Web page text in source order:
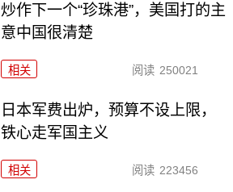
炒作下一个“珍珠港”，美国打的主
意中国很清楚
相关 阅读 250021
日本军费出炉，预算不设上限，
铁心走军国主义
相关 阅读 223456